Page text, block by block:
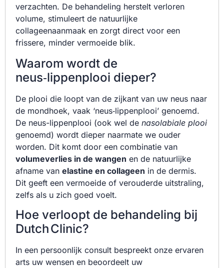
verzachten. De behandeling herstelt verloren
volume, stimuleert de natuurlijke
collageenaanmaak en zorgt direct voor een
frissere, minder vermoeide blik.
Waarom wordt de
neus‑lippenplooi dieper?
De plooi die loopt van de zijkant van uw neus naar
de mondhoek, vaak ‘neus‑lippenplooi’ genoemd.
De neus-lippenplooi (ook wel de nasolabiale plooi
genoemd) wordt dieper naarmate we ouder
worden. Dit komt door een combinatie van
volumeverlies in de wangen en de natuurlijke
afname van elastine en collageen in de dermis.
Dit geeft een vermoeide of verouderde uitstraling,
zelfs als u zich goed voelt.
Hoe verloopt de behandeling bij
Dutch Clinic?
In een persoonlijk consult bespreekt onze ervaren
arts uw wensen en beoordeelt uw